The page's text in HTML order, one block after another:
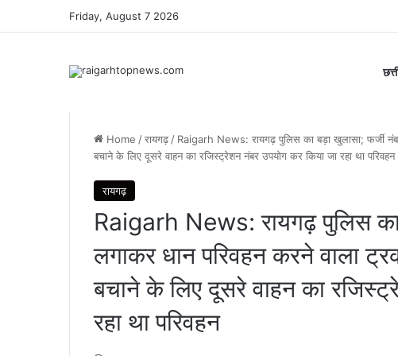
Friday, August 7 2026
Home /रायगढ़ / Raigarh News: रायगढ़ पुलिस का बड़ा खुलासा; फर्जी
बचाने के लिए दूसरे वाहन का रजिस्ट्रेशन नंबर उपयोग कर किया जा रहा था परिवहन
रायगढ़
Raigarh News: रायगढ़ पुलिस
लगाकर धान परिवहन करने वाला
बचाने के लिए दूसरे वाहन का
रहा था परिवहन